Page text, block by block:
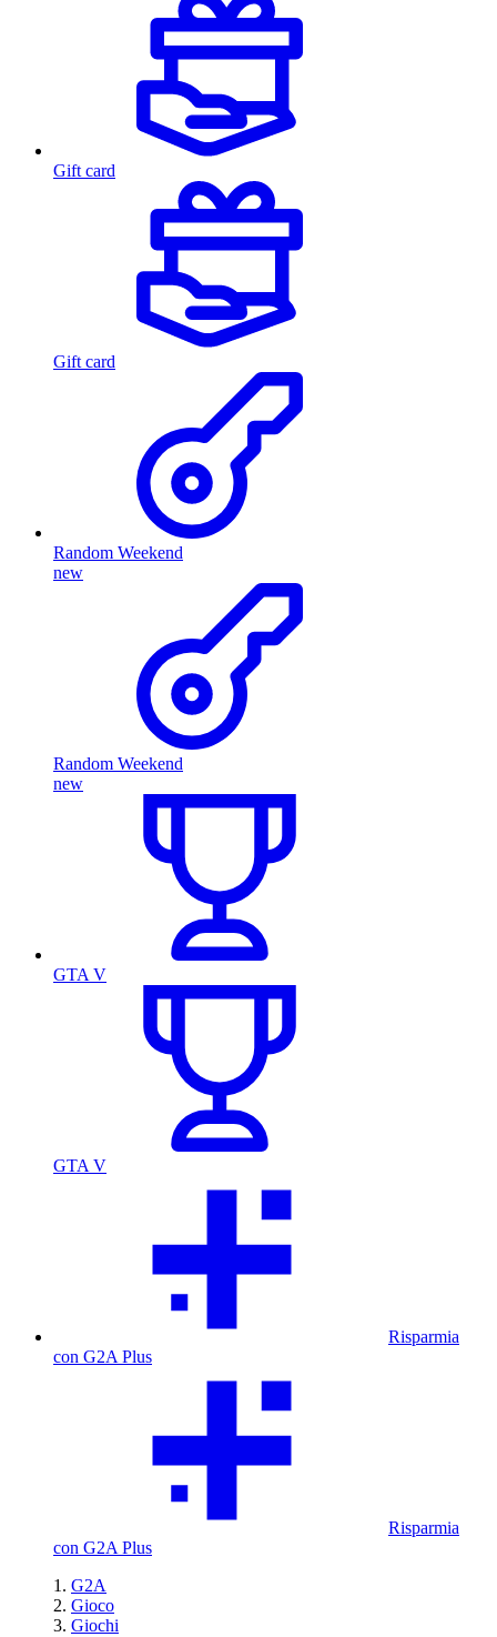
Gift card
Gift card
Random Weekend
new
Random Weekend
new
GTA V
GTA V
Risparmia
con G2A Plus
Risparmia
con G2A Plus
G2A
Gioco
Giochi